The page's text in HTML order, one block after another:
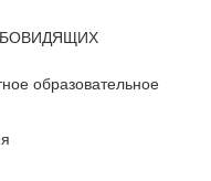
образовательное